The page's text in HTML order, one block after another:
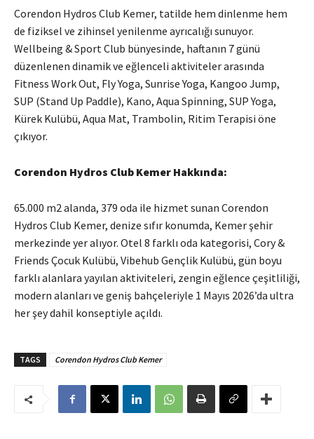
Corendon Hydros Club Kemer, tatilde hem dinlenme hem
de fiziksel ve zihinsel yenilenme ayrıcalığı sunuyor.
Wellbeing & Sport Club bünyesinde, haftanın 7 günü
düzenlenen dinamik ve eğlenceli aktiviteler arasında
Fitness Work Out, Fly Yoga, Sunrise Yoga, Kangoo Jump,
SUP (Stand Up Paddle), Kano, Aqua Spinning, SUP Yoga,
Kürek Kulübü, Aqua Mat, Trambolin, Ritim Terapisi öne
çıkıyor.
Corendon Hydros Club Kemer Hakkında:
65.000 m2 alanda, 379 oda ile hizmet sunan Corendon
Hydros Club Kemer, denize sıfır konumda, Kemer şehir
merkezinde yer alıyor. Otel 8 farklı oda kategorisi, Cory &
Friends Çocuk Kulübü, Vibehub Gençlik Kulübü, gün boyu
farklı alanlara yayılan aktiviteleri, zengin eğlence çeşitliliği,
modern alanları ve geniş bahçeleriyle 1 Mayıs 2026’da ultra
her şey dahil konseptiyle açıldı.
TAGS Corendon Hydros Club Kemer